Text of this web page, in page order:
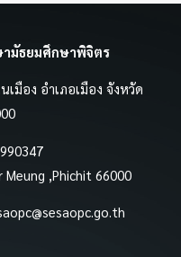
มัธยมศึกษาพิจิตร
มือง อำเภอเมือง จังหวัด
,Phichit 66000